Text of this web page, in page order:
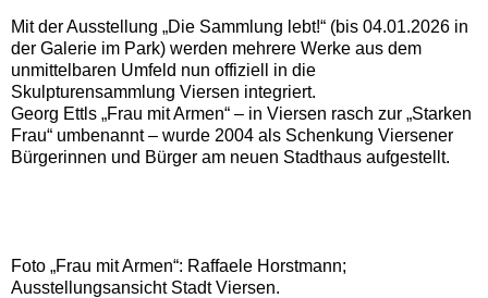
Mit der Ausstellung „Die Sammlung lebt!“ (bis 04.01.2026 in
der Galerie im Park) werden mehrere Werke aus dem
unmittelbaren Umfeld nun offiziell in die
Skulpturensammlung Viersen integriert.
Georg Ettls „Frau mit Armen“ – in Viersen rasch zur „Starken
Frau“ umbenannt – wurde 2004 als Schenkung Viersener
Bürgerinnen und Bürger am neuen Stadthaus aufgestellt.
Foto „Frau mit Armen“: Raffaele Horstmann;
Ausstellungsansicht Stadt Viersen.